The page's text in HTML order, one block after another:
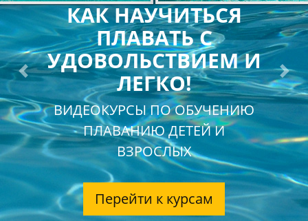
КАК НАУЧИТЬСЯ
ПЛАВАТЬ С
УДОВОЛЬСТВИЕМ И
ЛЕГКО!
ВИДЕОКУРСЫ ПО ОБУЧЕНИЮ
ПЛАВАНИЮ ДЕТЕЙ И
ВЗРОСЛЫХ
Перейти к курсам
Previous Next